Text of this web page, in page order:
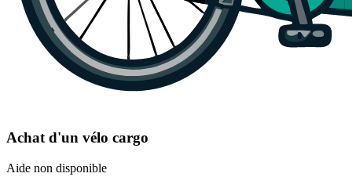
Achat d'un vélo cargo
Aide non disponible